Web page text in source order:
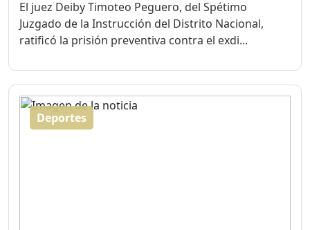
El juez Deiby Timoteo Peguero, del Spétimo
Juzgado de la Instrucción del Distrito Nacional,
ratificó la prisión preventiva contra el exdi...
Deportes